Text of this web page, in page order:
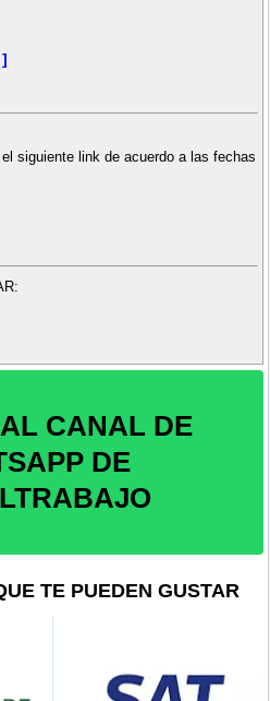
siguiente link de acuerdo a las fechas
CANAL DE
DE
TE PUEDEN GUSTAR